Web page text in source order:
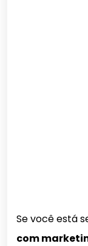
Se você está
com